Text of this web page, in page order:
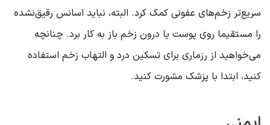
سریع‌تر زخم‌های عفونی کمک کرد. البته، نباید اسانس رقیق‌نشده
را مستقیما روی پوست یا درون زخم باز به کار برد. چنانچه
می‌خواهید از رزماری برای تسکین درد و التهاب زخم استفاده
کنید، ابتدا با پزشک مشورت کنید.